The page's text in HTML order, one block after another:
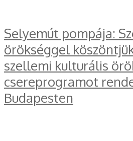
Selyemút pompája:
örökséggel
szellemi kulturális
csereprogramot
Budapesten